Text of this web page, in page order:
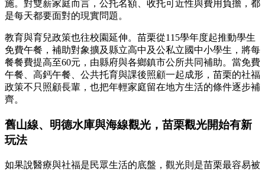
施。對雙薪家庭而言，公托名額、收托可近性與費用負擔，都
是每天都要面對的現實問題。
教育與育兒政策也往校園延伸。苗栗從115學年度起推動學生
免費午餐，補助對象擴及縣立高中及公私立國中小學生，將每
餐餐費提高至60元，由縣府與各鄉鎮市公所共同補助。當免費
午餐、高鈣午餐、公共托育與課後照顧一起成形，苗栗的社福
政策不只照顧長輩，也把年輕家庭留在地方生活的條件逐步補
齊。
舊山線、明德水庫與海線觀光，苗栗觀光開始有新
玩法
如果說醫療與社福是民眾生活的底盤，觀光則是苗栗最容易被